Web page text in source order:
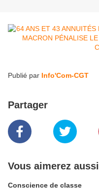
Publié par Info'Com-CGT
Partager
Vous aimerez aussi
Conscience de classe